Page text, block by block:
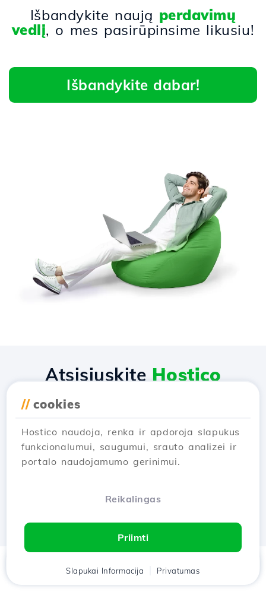
Išbandykite naują perdavimų
vedlį, o mes pasirūpinsime likusiu!
Išbandykite dabar!
// cookies
Hostico naudoja, renka ir apdoroja slapukus
funkcionalumui, saugumui, srauto analizei ir
portalo naudojamumo gerinimui.
Reikalingas
Priimti
Slapukai Informacija Privatumas
Klientas Krepšelis Pokalbis
Atsisiųskite Hostico